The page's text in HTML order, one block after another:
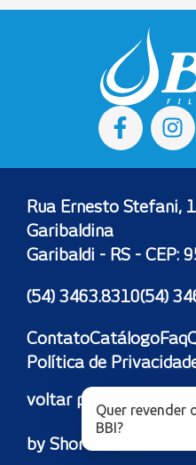
Rua Ernesto Stefani,
Garibaldina
Garibaldi - RS - CEP:
(54) 3463.8310(54)
ContatoCatálogoFaq
Política de
voltar para o topo
by Short&Sweet
Quer revender
BBI?